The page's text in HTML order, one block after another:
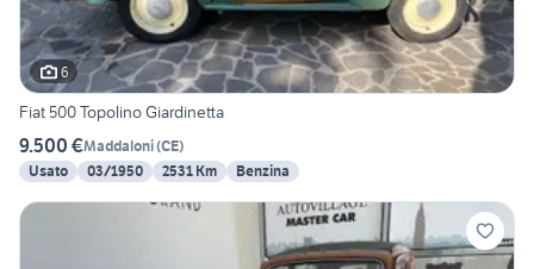
6
Fiat 500 Topolino Giardinetta
9.500 €Maddaloni(CE)
Usato
03/1950 2531 Km Benzina